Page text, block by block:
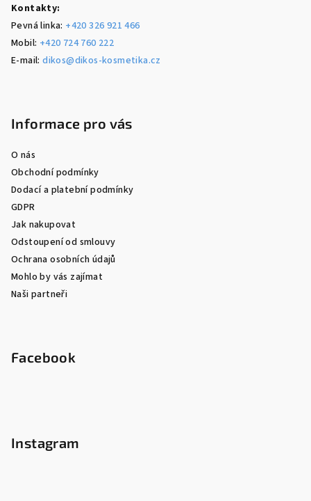
Kontakty:
Pevná linka: +420 326 921 466
Mobil: +420 724 760 222
E-mail:dikos@dikos-kosmetika.cz
Informace pro vás
O nás
Obchodní podmínky
Dodací a platební podmínky
GDPR
Jak nakupovat
Odstoupení od smlouvy
Ochrana osobních údajů
Mohlo by vás zajímat
Naši partneři
Facebook
Instagram